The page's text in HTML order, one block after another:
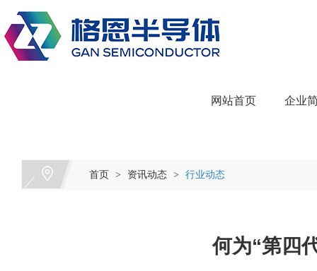
网站首页 企业
首页 > 资讯动态 > 行业动态
何为“第四